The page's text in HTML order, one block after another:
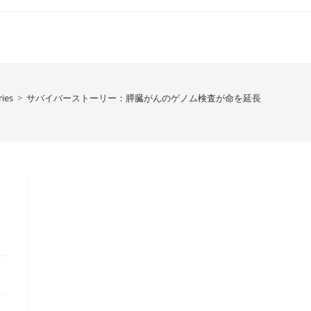
> サバイバーストーリー：膵臓がんのゲノム検査が命を延長